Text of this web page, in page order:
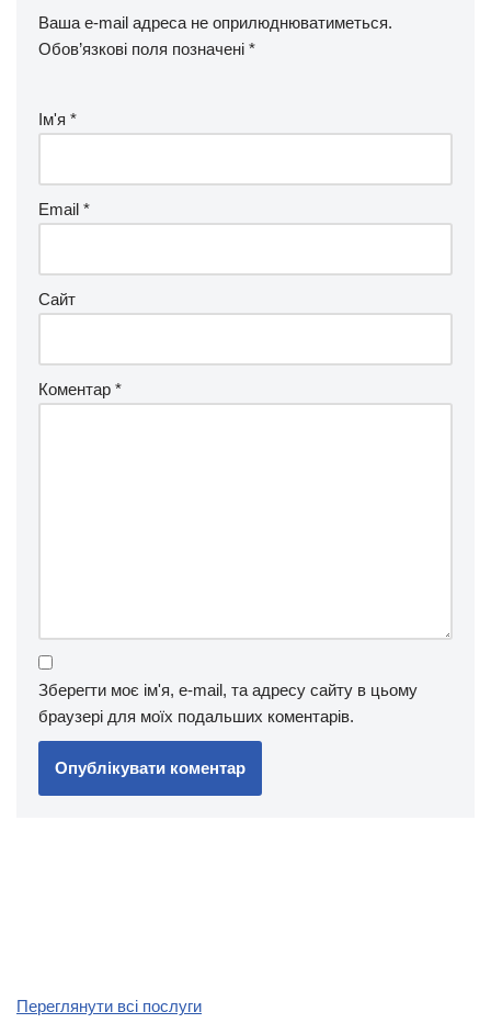
Ваша e-mail адреса не оприлюднюватиметься.
Обов’язкові поля позначені *
Ім'я *
Email *
Сайт
Коментар *
Зберегти моє ім'я, e-mail, та адресу сайту в цьому
браузері для моїх подальших коментарів.
Переглянути всі послуги